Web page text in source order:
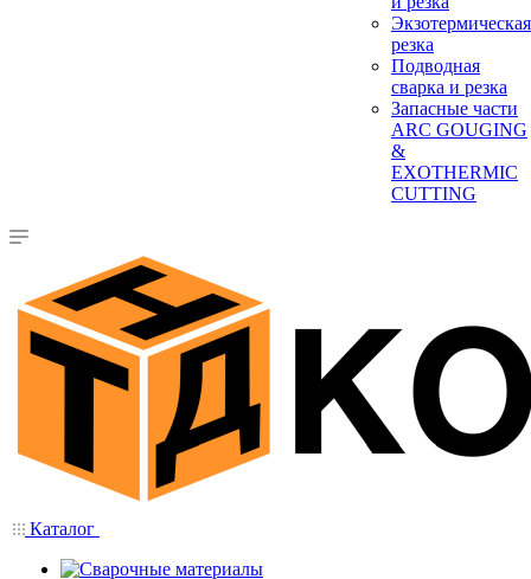
Экзотермическая
резка
Подводная
сварка и резка
Запасные части
ARC GOUGING
&
EXOTHERMIC
CUTTING
Каталог